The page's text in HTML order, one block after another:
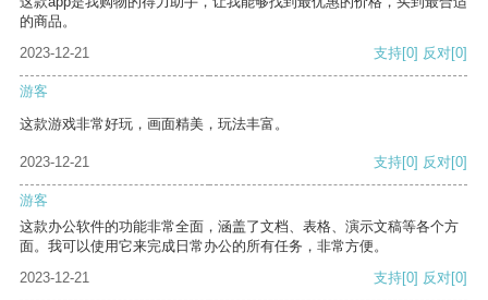
的商品。
2023-12-21
支持[0] 反对[0]
游客
这款游戏非常好玩，画面精美，玩法丰富。
2023-12-21 支持[0] 反对[0]
游客
这款办公软件的功能非常全面，涵盖了文档、表格、演示文稿等各个方
面。我可以使用它来完成日常办公的所有任务，非常方便。
2023-12-21
支持[0] 反对[0]